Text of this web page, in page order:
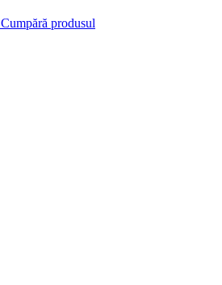
Prețul
Cumpără produsul